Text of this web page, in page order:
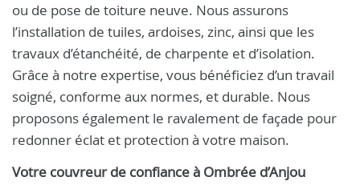
ou de pose de toiture neuve. Nous assurons
l’installation de tuiles, ardoises, zinc, ainsi que les
travaux d’étanchéité, de charpente et d’isolation.
Grâce à notre expertise, vous bénéficiez d’un travail
soigné, conforme aux normes, et durable. Nous
proposons également le ravalement de façade pour
redonner éclat et protection à votre maison.
Votre couvreur de confiance à Ombrée d’Anjou